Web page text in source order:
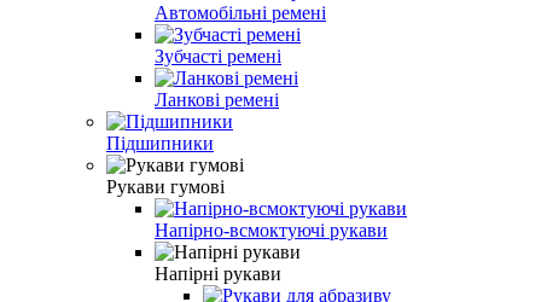
Автомобільні ремені
Зубчасті ремені
Ланкові ремені
Підшипники
Рукави гумові
Напірно-всмоктуючі рукави
Напірні рукави